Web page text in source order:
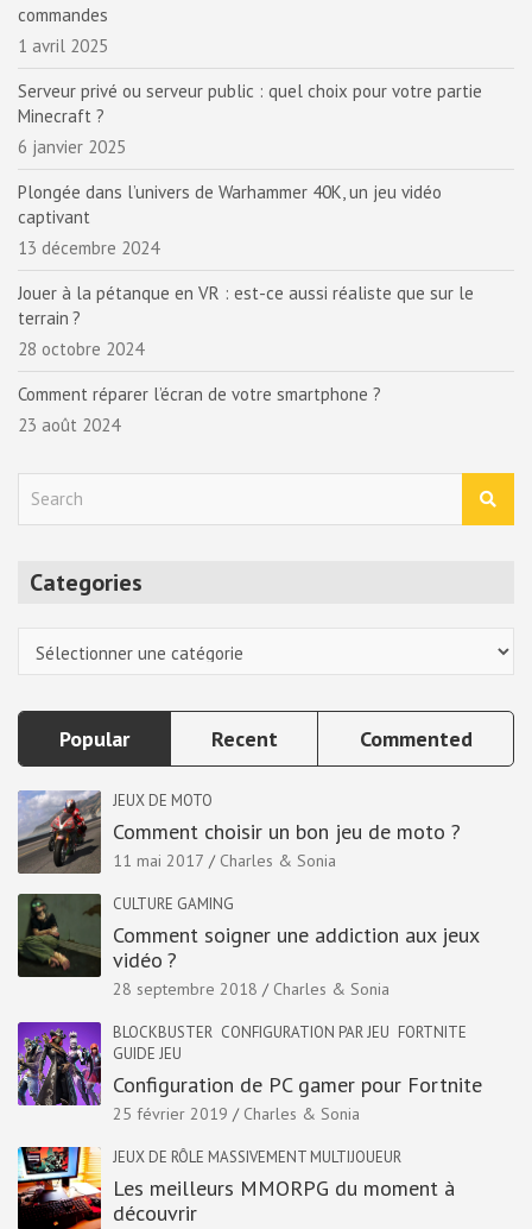
commandes
1 avril 2025
Serveur privé ou serveur public : quel choix pour votre partie
Minecraft ?
6 janvier 2025
Plongée dans l’univers de Warhammer 40K, un jeu vidéo
captivant
13 décembre 2024
Jouer à la pétanque en VR : est-ce aussi réaliste que sur le
terrain ?
28 octobre 2024
Comment réparer l’écran de votre smartphone ?
23 août 2024
Categories
Popular Recent Commented
JEUX DE MOTO
Comment choisir un bon jeu de moto ?
11 mai 2017 Charles & Sonia
CULTURE GAMING
Comment soigner une addiction aux jeux
vidéo ?
28 septembre 2018 Charles & Sonia
BLOCKBUSTER CONFIGURATION PAR JEU FORTNITE
GUIDE JEU
Configuration de PC gamer pour Fortnite
25 février 2019 Charles & Sonia
JEUX DE RÔLE MASSIVEMENT MULTIJOUEUR
Les meilleurs MMORPG du moment à
découvrir